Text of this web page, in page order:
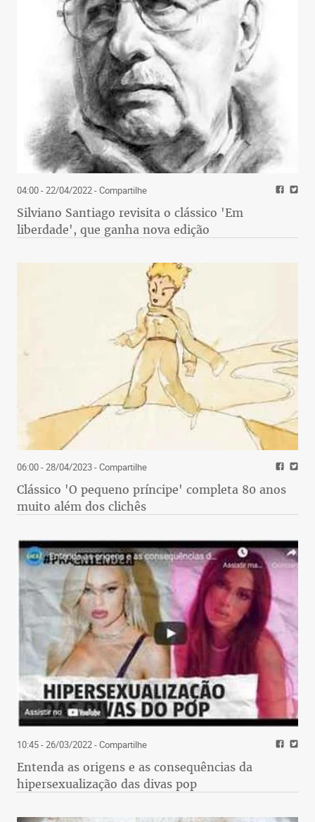
04:00 - 22/04/2022- Compartilhe
Silviano Santiago revisita o clássico 'Em
liberdade', que ganha nova edição
06:00 - 28/04/2023- Compartilhe
Clássico 'O pequeno príncipe' completa 80 anos
muito além dos clichês
10:45 - 26/03/2022- Compartilhe
Entenda as origens e as consequências da
hipersexualização das divas pop